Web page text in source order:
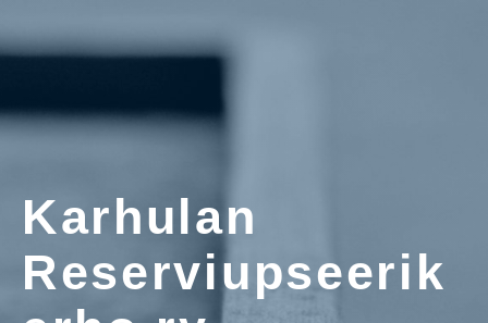
Karhulan
Reserviupseerik